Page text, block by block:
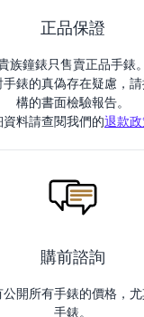
正品保證
族鐘錶只售賣正品手錶。
手錶的真偽存在疑慮，
構的書面檢驗報告。
資料請查閱我們的退款
購前諮詢
開所有手錶的價格，
手錶。